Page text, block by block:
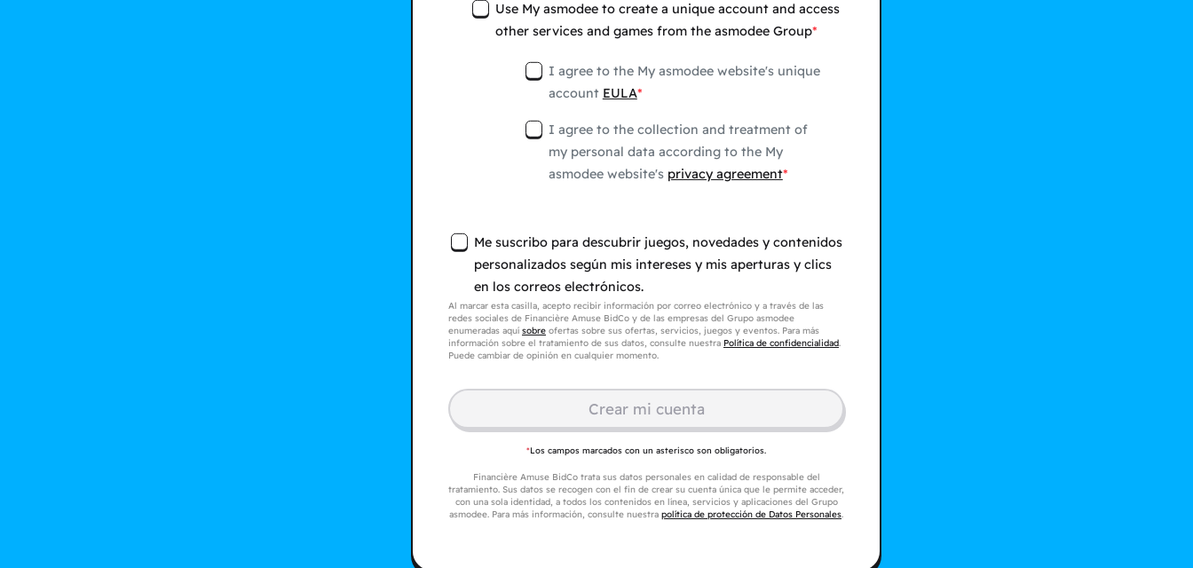
Use My asmodee to create a unique account and access
other services and games from the asmodee Group
I agree to the My asmodee website's unique
account EULA
I agree to the collection and treatment of
my personal data according to the My
asmodee website's privacy agreement
Me suscribo para descubrir juegos, novedades y contenidos
personalizados según mis intereses y mis aperturas y clics
en los correos electrónicos.
Al marcar esta casilla, acepto recibir información por correo electrónico y a través de las
redes sociales de Financière Amuse BidCo y de las empresas del Grupo asmodee
enumeradas aquí sobre ofertas sobre sus ofertas, servicios, juegos y eventos. Para más
información sobre el tratamiento de sus datos, consulte nuestra Política de confidencialidad.
Puede cambiar de opinión en cualquier momento.
Crear mi cuenta
*Los campos marcados con un asterisco son obligatorios.
Financière Amuse BidCo trata sus datos personales en calidad de responsable del
tratamiento. Sus datos se recogen con el fin de crear su cuenta única que le permite acceder,
con una sola identidad, a todos los contenidos en línea, servicios y aplicaciones del Grupo
asmodee. Para más información, consulte nuestra política de protección de Datos Personales.